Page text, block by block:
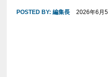
POSTED BY: 編集長 2026年6月5